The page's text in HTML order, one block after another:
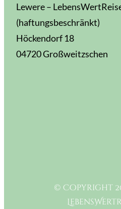
Lewere –
(haftungsbeschränkt)
Höckendorf 18
04720 Großweitzschen
© Copyright